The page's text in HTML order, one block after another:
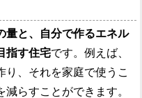
量と、自分で作るエネル
指す住宅です。例えば、
り、それを家庭で使うこ
らすことができます。